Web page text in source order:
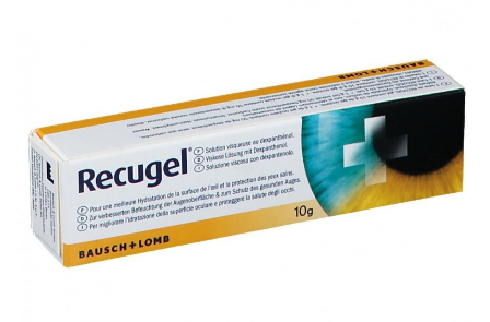
a la
lista de
deseos